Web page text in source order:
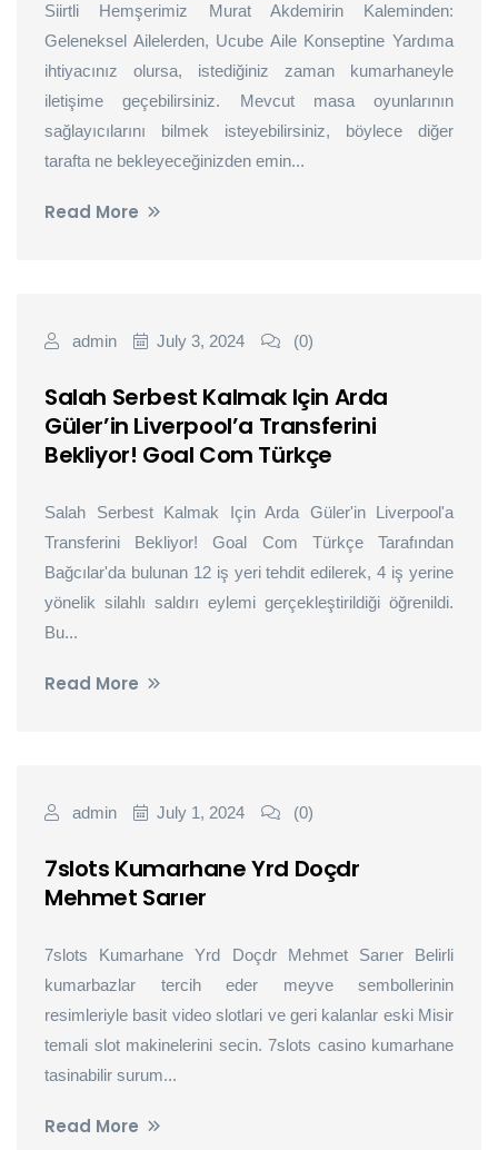
Siirtli Hemşerimiz Murat Akdemirin Kaleminden:
Geleneksel Ailelerden, Ucube Aile Konseptine Yardıma
ihtiyacınız olursa, istediğiniz zaman kumarhaneyle
iletişime geçebilirsiniz. Mevcut masa oyunlarının
sağlayıcılarını bilmek isteyebilirsiniz, böylece diğer
tarafta ne bekleyeceğinizden emin...
Read More
admin July 3, 2024 (0)
Salah Serbest Kalmak Için Arda
Güler’in Liverpool’a Transferini
Bekliyor! Goal Com Türkçe
Salah Serbest Kalmak Için Arda Güler'in Liverpool'a
Transferini Bekliyor! Goal Com Türkçe Tarafından
Bağcılar'da bulunan 12 iş yeri tehdit edilerek, 4 iş yerine
yönelik silahlı saldırı eylemi gerçekleştirildiği öğrenildi.
Bu...
Read More
admin July 1, 2024 (0)
7slots Kumarhane Yrd Doçdr
Mehmet Sarıer
7slots Kumarhane Yrd Doçdr Mehmet Sarıer Belirli
kumarbazlar tercih eder meyve sembollerinin
resimleriyle basit video slotlari ve geri kalanlar eski Misir
temali slot makinelerini secin. 7slots casino kumarhane
tasinabilir surum...
Read More